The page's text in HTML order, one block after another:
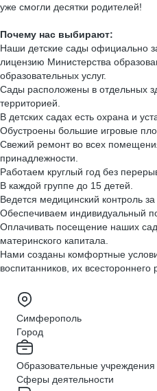
уже смогли десятки родителей!
Почему нас выбирают:
Наши детские сады официально
лицензию Министерства
образовательных услуг.
Сады расположены в отдельных
территорией.
В детских садах есть охрана и
Обустроены большие игровые
Свежий ремонт во всех
принадлежности.
Работаем круглый год без
В каждой группе до 15 детей.
Ведется медицинский контроль за
Обеспечиваем индивидуальный
Оплачивать посещение наших
материнского капитала.
Нами созданы комфортные
воспитанников, их всестороннего
Симферополь
Город
Образовательные учреждения
Сферы деятельности